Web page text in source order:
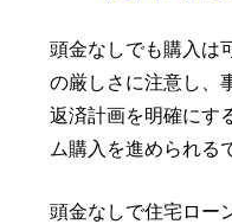
頭金なしでも購入は
の厳しさに注意し、
返済計画を明確にす
ム購入を進められる
頭金なしで住宅ロー